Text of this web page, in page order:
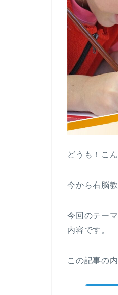
どうも！こ
今から右脳
今回のテー
内容です。
この記事の